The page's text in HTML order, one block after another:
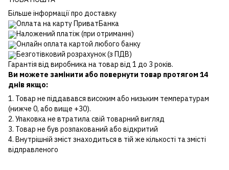
Більше інформації про доставку
Оплата на карту ПриватБанка
Наложений платіж (при отриманні)
Онлайн оплата картой любого банку
Безготівковий розрахунок (з ПДВ)
Гарантія від виробника на товар від 1 до 3 років.
Ви можете замінити або повернути товар протягом 14
днів якщо:
1. Товар не піддавався високим або низьким температурам
(нижче 0, або вище +30).
2. Упаковка не втратила свій товарний вигляд
3. Товар не був розпакований або відкритий
4. Внутрішній зміст знаходиться в тій же кількості та змісті
відправленого